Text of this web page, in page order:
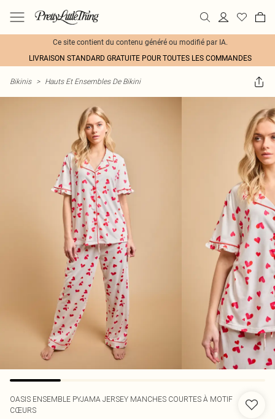
Ce site contient du contenu généré ou modifié par IA.
LIVRAISON STANDARD GRATUITE POUR TOUTES LES COMMANDES
Bikinis > Hauts Et Ensembles De Bikini
OASIS ENSEMBLE PYJAMA JERSEY MANCHES COURTES À MOTIF
CŒURS